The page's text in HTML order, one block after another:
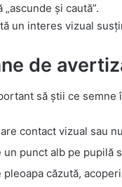
„ascunde și caută”.
un interes vizual
de
să știi ce
contact vizual sau
un punct alb pe pupilă
pleoapa căzută,